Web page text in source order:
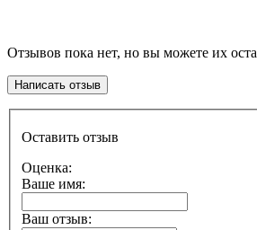
Отзывов пока нет, но вы можете их
Написать отзыв
Оставить отзыв
Оценка:
Ваше имя:
Ваш отзыв: